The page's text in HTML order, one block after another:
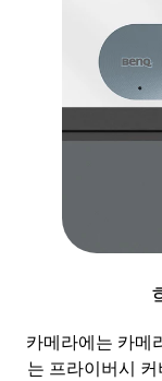
카메라에는 카메
는 프라이버시